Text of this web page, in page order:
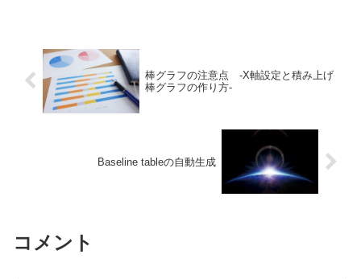
棒グラフの注意点 -X軸設定と積み上げ
棒グラフの作り方-
Baseline tableの自動生成
コメント